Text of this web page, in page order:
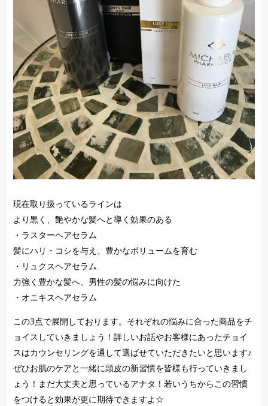
現在取り扱っているラインは
より黒く、艶やかな髪へと導く効果のある
・ラスターヘアセラム
髪にハリ・コシを与え、豊かなボリュームを育む
・リュクスヘアセラム
力強く豊かな髪へ、男性の髪の悩みに向けた
・オニキスヘアセラム
この3点で展開しております。それぞれの悩みに合った商品をチ
ョイスしていきましょう！詳しいお話やお客様にあったチョイ
スはカウンセリングを通して選ばせていただきたいと思います♪
ぜひお肌のケアと一緒に頭皮の新習慣を皆様も行っていきまし
ょう！まだ大丈夫と思っているアナタ！若いうちからこの習慣
をつけると効果が更に期待できますよ☆